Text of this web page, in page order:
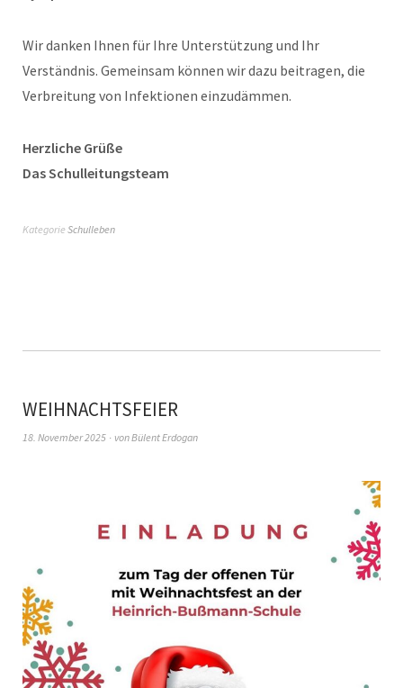
Wir danken Ihnen für Ihre Unterstützung und Ihr
Verständnis. Gemeinsam können wir dazu beitragen, die
Verbreitung von Infektionen einzudämmen.
Herzliche Grüße
Das Schulleitungsteam
Kategorie Schulleben
WEIHNACHTSFEIER
18. November 2025 vonBülent Erdogan